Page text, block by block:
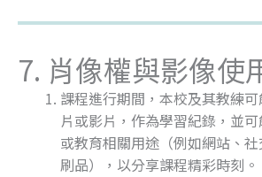
7. 肖像權與影像使
課程進行期間，本校及其教練
片或影片，作為學習紀錄，並
或教育相關用途（例如網站、
刷品），以分享課程精彩時刻。